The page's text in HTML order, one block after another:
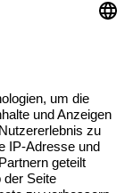
*Pflichtfelder